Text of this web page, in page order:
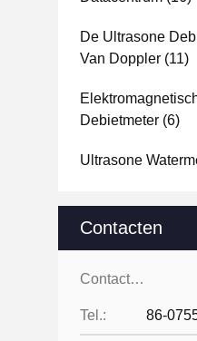
De Ultrasone
Van Doppler (11)
Debietmeter (6)
Ultrasone
Contacten
Contacten:
Tel.: